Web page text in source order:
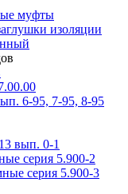
муфты
изоляции
6-95, 7-95, 8-95
вып. 0-1
серия 5.900-2
серия 5.900-3